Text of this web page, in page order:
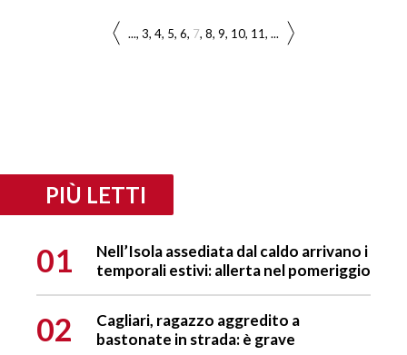
... 3 4 5 6 7 8 9 10 11 ...
PIÙ LETTI
01
Nell’Isola assediata dal caldo arrivano i
temporali estivi: allerta nel pomeriggio
02
Cagliari, ragazzo aggredito a
bastonate in strada: è grave